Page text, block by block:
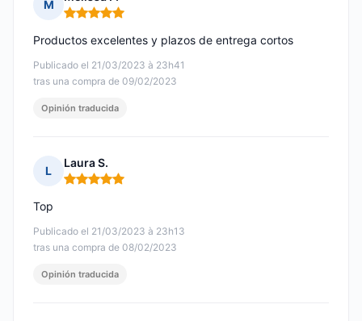
M
Nota: 5 de 5
Publicado el 21/03/2023 à 23h41
tras una compra de 09/02/2023
Productos excelentes y plazos de entrega cortos
Opinión traducida
L
Laura S.
Nota: 5 de 5
Publicado el 21/03/2023 à 23h13
tras una compra de 08/02/2023
Top
Opinión traducida